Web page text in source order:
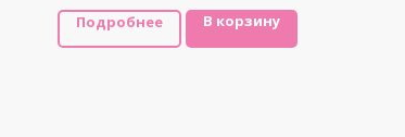
Подробнее В корзину